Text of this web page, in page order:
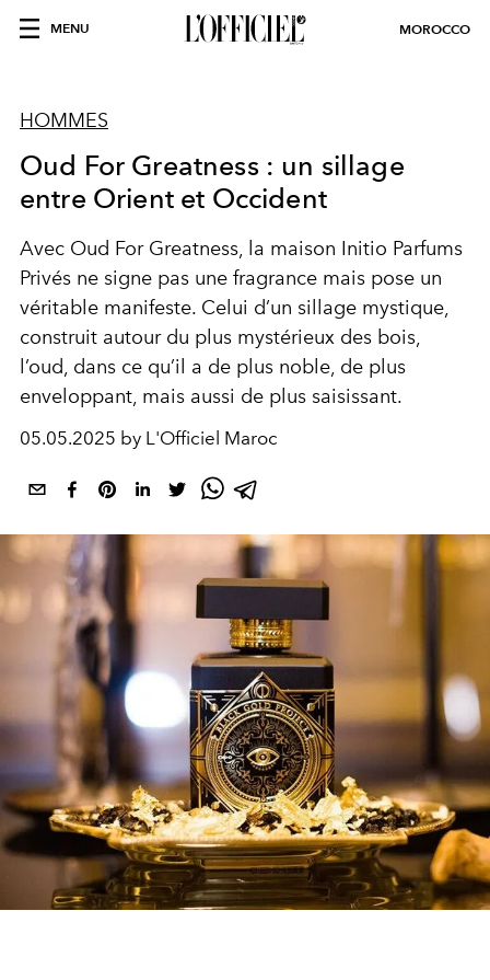
MENU MOROCCO
HOMMES
Oud For Greatness : un sillage
entre Orient et Occident
Avec Oud For Greatness, la maison Initio Parfums
Privés ne signe pas une fragrance mais pose un
véritable manifeste. Celui d’un sillage mystique,
construit autour du plus mystérieux des bois,
l’oud, dans ce qu’il a de plus noble, de plus
enveloppant, mais aussi de plus saisissant.
05.05.2025 by L'Officiel Maroc